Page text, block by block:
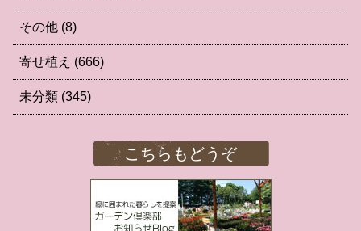
その他 (8)
寄せ植え (666)
未分類 (345)
こちらもどうぞ